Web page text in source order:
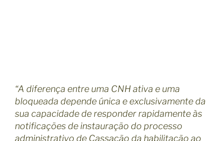
“A diferença entre uma CNH ativa e uma
bloqueada depende única e exclusivamente da
sua capacidade de responder rapidamente às
notificações de instauração do processo
administrativo de Cassação da habilitação ao